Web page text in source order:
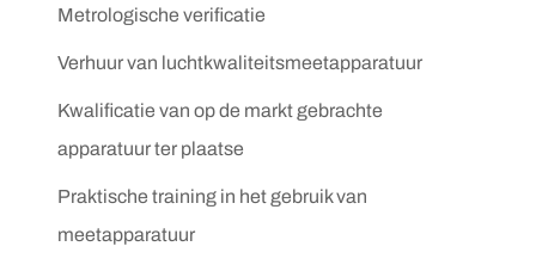
Metrologische verificatie
Verhuur van luchtkwaliteitsmeetapparatuur
Kwalificatie van op de markt gebrachte
apparatuur ter plaatse
Praktische training in het gebruik van
meetapparatuur